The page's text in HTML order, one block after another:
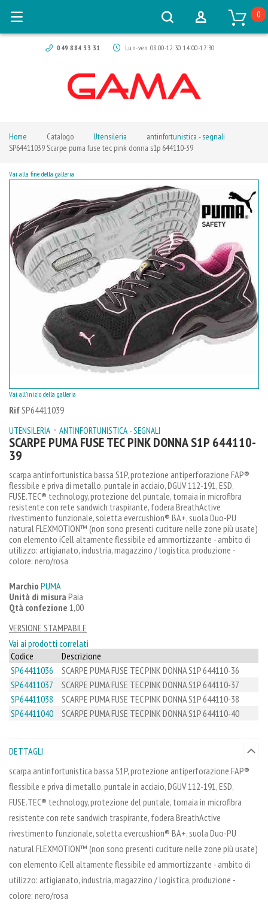
049 884 33 31 Lun-ven 08:00-12:30 14:00-17:30
0
Home Catalogo Utensileria
antinfortunistica - segnali
SP64411039 Scarpe puma fuse tec pink donna s1p 644110-39
Rif SP64411039
UTENSILERIA - ANTINFORTUNISTICA - SEGNALI
SCARPE PUMA FUSE TEC PINK DONNA S1P 644110-
39
scarpa antinfortunistica bassa S1P, protezione antiperforazione FAP®
flessibile e priva di metallo, puntale in acciaio, DGUV 112-191, ESD,
FUSE.TEC® technology, protezione del puntale, tomaia in microfibra
resistente con rete sandwich traspirante, fodera BreathActive
rivestimento funzionale, soletta evercushion® BA+, suola Duo-PU
natural FLEXMOTION™ (non sono presenti cuciture nelle zone più usate)
con elemento iCell altamente flessibile ed ammortizzante - ambito di
utilizzo: artigianato, industria, magazzino / logistica, produzione -
colore: nero/rosa
Marchio PUMA
Unità di misura Paia
Qtà confezione 1,00
VERSIONE STAMPABILE
Vai ai prodotti correlati
Codice
Descrizione
SP64411036
SCARPE PUMA FUSE TEC PINK DONNA S1P 644110-36
SP64411037
SCARPE PUMA FUSE TEC PINK DONNA S1P 644110-37
SP64411038
SCARPE PUMA FUSE TEC PINK DONNA S1P 644110-38
SP64411040
SCARPE PUMA FUSE TEC PINK DONNA S1P 644110-40
Vai alla fine della galleria
Vai all'inizio della galleria
DETTAGLI
scarpa antinfortunistica bassa S1P, protezione antiperforazione FAP®
flessibile e priva di metallo, puntale in acciaio, DGUV 112-191, ESD,
FUSE.TEC® technology, protezione del puntale, tomaia in microfibra
resistente con rete sandwich traspirante, fodera BreathActive
rivestimento funzionale, soletta evercushion® BA+, suola Duo-PU
natural FLEXMOTION™ (non sono presenti cuciture nelle zone più usate)
con elemento iCell altamente flessibile ed ammortizzante - ambito di
utilizzo: artigianato, industria, magazzino / logistica, produzione -
colore: nero/rosa